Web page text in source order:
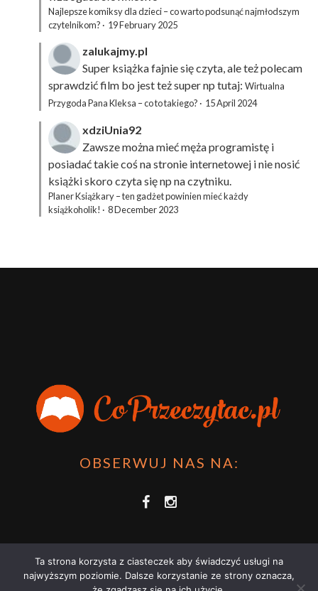
Najlepsze komiksy dla dzieci – co warto podsunąć najmłodszym
czytelnikom? · 19 February 2025
zalukajmy.pl
Super książka fajnie się czyta, ale też polecam
sprawdzić film bo jest też super np tutaj: Wirtualna
Przygoda Pana Kleksa – co to takiego? · 15 April 2024
xdziUnia92
Zawsze można mieć męża programistę i
posiadać takie coś na stronie internetowej i nie nosić
książki skoro czyta się np na czytniku.
Planer Książkary – ten gadżet powinien mieć każdy
książkoholik! · 8 December 2023
OBSERWUJ NAS NA:
Ta strona korzysta z ciasteczek aby świadczyć usługi na
najwyższym poziomie. Dalsze korzystanie ze strony oznacza,